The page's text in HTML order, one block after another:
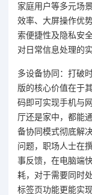
家庭用户等多元场
效率、大屏操作优
索便捷性及隐私安
对日常信息处理的
多设备协同：打破
版的核心价值在于
码即可实现手机与
厅还是家中，都能
备协同模式彻底解
问题，职场人士在
事反馈，在电脑端
耗，对于需要同时
标签页功能更能实